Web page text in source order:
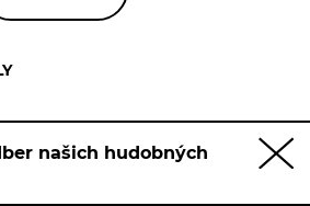
našich hudobných